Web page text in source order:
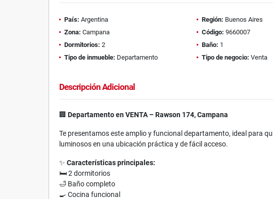
País: Argentina Región: Buenos Aires
Zona: Campana Código: 9660007
Dormitorios: 2 Baño: 1
Tipo de inmueble: Departamento Tipo de negocio: Venta
Descripción Adicional
🏢 Departamento en VENTA – Rawson 174, Campana
Te presentamos este amplio y funcional departamento, ideal para
luminosos en una ubicación práctica y de fácil acceso.
✨ Características principales:
🛏️ 2 dormitorios
🛁 Baño completo
🍳 Cocina funcional